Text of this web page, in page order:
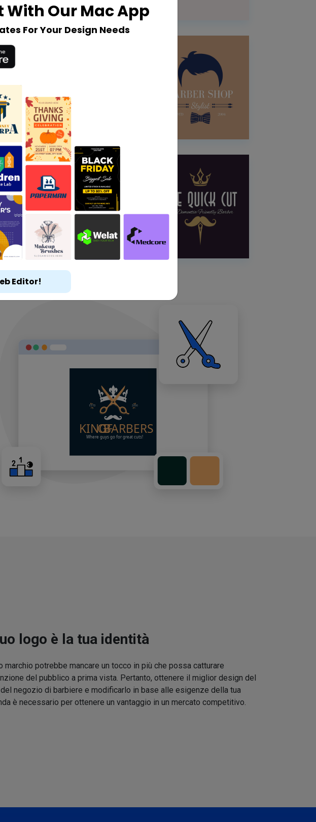
logo è la tua identità
marchio potrebbe mancare un tocco in più che possa catturare
del pubblico a prima vista. Pertanto, ottenere il miglior design del
del negozio di barbiere e modificarlo in base alle esigenze della tua
è necessario per ottenere un vantaggio in un mercato competitivo.
Our Mac App
For Your Design Needs
Editor!